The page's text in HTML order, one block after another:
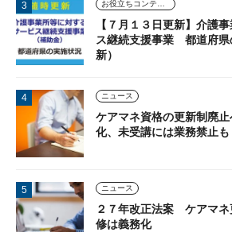
【７月１３日更新】介護
ス継続支援事業 都道府県
新）
ニュース
ケアマネ資格の更新制廃
化、未受講には業務禁止も
ニュース
２７年改正法案 ケアマ
修は義務化